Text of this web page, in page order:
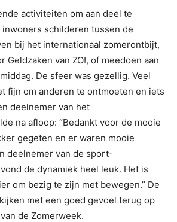
activiteiten om aan deel te
inwoners schilderen tussen de
bij het internationaal zomerontbijt,
Geldzaken van ZO!, of meedoen aan
De sfeer was gezellig. Veel
fijn om anderen te ontmoeten en iets
deelnemer van het
na afloop: “Bedankt voor de mooie
gegeten en er waren mooie
deelnemer van de sport-
de dynamiek heel leuk. Het is
om bezig te zijn met bewegen.” De
met een goed gevoel terug op
de Zomerweek.